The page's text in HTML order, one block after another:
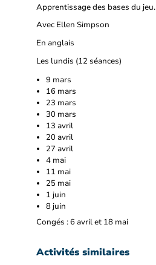
Apprentissage des bases du jeu.
Avec Ellen Simpson
En anglais
Les lundis (12 séances)
9 mars
16 mars
23 mars
30 mars
13 avril
20 avril
27 avril
4 mai
11 mai
25 mai
1 juin
8 juin
Congés : 6 avril et 18 mai
Activités similaires